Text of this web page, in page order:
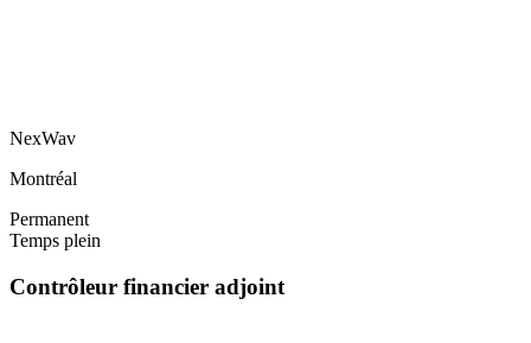
NexWav
Montréal
Permanent
Temps plein
Contrôleur financier adjoint